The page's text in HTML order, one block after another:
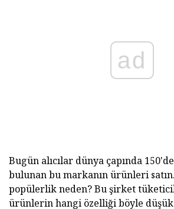
ad
Bugün alıcılar dünya çapında
bulunan bu markanın ürünleri
popülerlik neden? Bu şirket
ürünlerin hangi özelliği böyle